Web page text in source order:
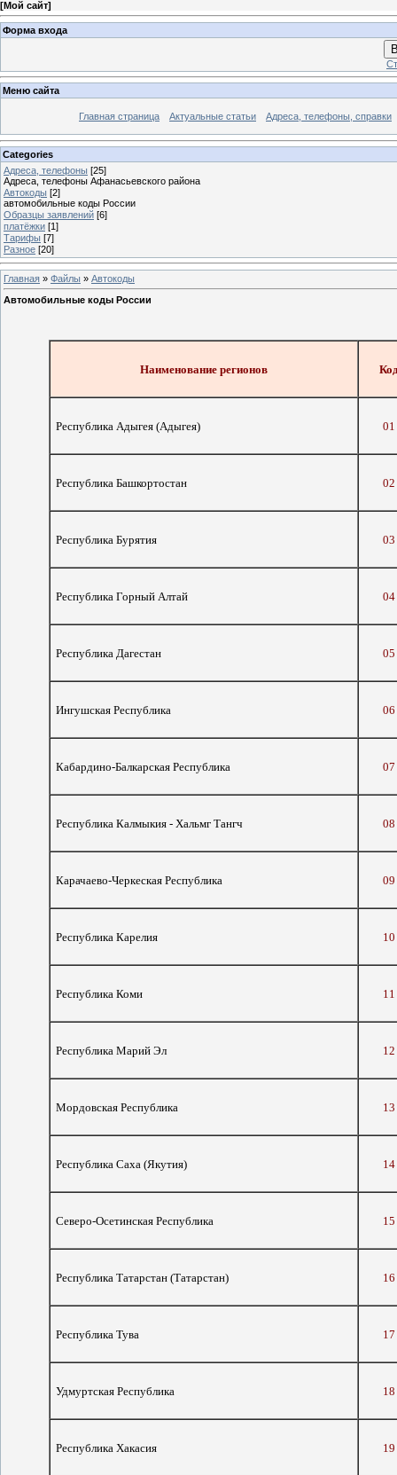
[Мой сайт]
Форма входа
Меню сайта
Главная страница Актуальные статьи Адреса, телефоны, справки
Categories
Адреса, телефоны [25]
Адреса, телефоны Афанасьевского района
Автокоды [2]
автомобильные коды России
Образцы заявлений [6]
платёжки [1]
Тарифы [7]
Разное [20]
Главная » Файлы » Автокоды
Автомобильные коды России
Наименование регионов
Республика Адыгея (Адыгея) 01
Республика Башкортостан 02
Республика Бурятия 03
Республика Горный Алтай 04
Республика Дагестан 05
Ингушская Республика 06
Кабардино-Балкарская Республика 07
Республика Калмыкия - Хальмг Тангч 08
Карачаево-Черкеская Республика 09
Республика Карелия 10
Республика Коми 11
Республика Марий Эл 12
Мордовская Республика 13
Республика Саха (Якутия) 14
Северо-Осетинская Республика 15
Республика Татарстан (Татарстан) 16
Республика Тува 17
Удмуртская Республика 18
Республика Хакасия 19